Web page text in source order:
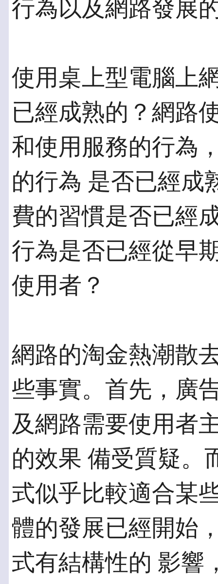
行為以及網路發展
使用桌上型電腦上
已經成熟的？網路
和使用服務的行為
的行為 是否已經成
費的習慣是否已經
行為是否已經從早
使用者？
網路的淘金熱潮散
些事實。首先，廣
及網路需要使用者
的效果 備受質疑。
式似乎比較適合某
體的發展已經開始
式有結構性的 影響